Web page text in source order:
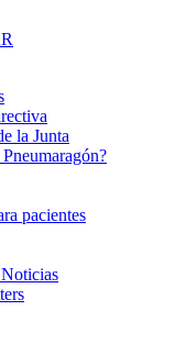
la Junta
Pneumaragón?
pacientes